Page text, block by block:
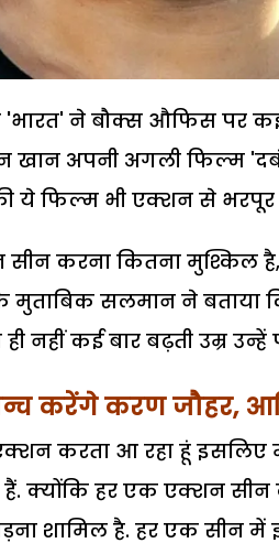
ने बौक्स औफिस पर
खान अपनी अगली फिल्म
ये फिल्म भी एक्शन से भरपूर
करना कितना मुश्किल
के मुताबिक सलमान ने
नहीं कई बार बढ़ती उम्र उन्हें
करेंगे करण जौहर,
करता आ रहा हूं इसलिए
क्योंकि हर एक एक्शन
शामिल है. हर एक सीन में